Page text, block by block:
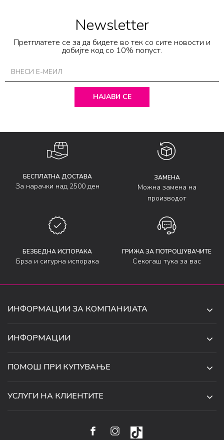
Newsletter
Претплатете се за да бидете во тек со сите новости и
добијте код со 10% попуст.
НАЈАВИ СЕ
БЕСПЛАТНА ДОСТАВА
За нарачки над 2500 ден
ЗАМЕНА
Можна замена на
производот
БЕЗБЕДНА ИСПОРАКА
Брза и сигурна испорака
ГРИЖА ЗА ПОТРОШУВАЧИТЕ
Секогаш тука за вас
ИНФОРМАЦИИ ЗА КОМПАНИЈАТА
СКОПЈЕ, МАКЕДОНИЈА
070 231 608
ИНФОРМАЦИИ
СОРАБОТКИ
ПОМОШ ПРИ КУПУВАЊЕ
УСЛУГИ НА КЛИЕНТИТЕ
ПРАВО НА ПОВЛЕКУВАЊЕ И ЗАМЕНА НА ПРОИЗВОД